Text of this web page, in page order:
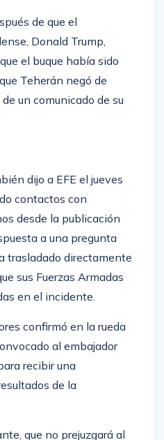
de que el
Donald Trump,
el buque había sido
Teherán negó de
un comunicado de su
dijo a EFE el jueves
contactos con
desde la publicación
a una pregunta
trasladado directamente
sus Fuerzas Armadas
en el incidente.
confirmó en la rueda
al embajador
recibir una
de la
que no prejuzgará al